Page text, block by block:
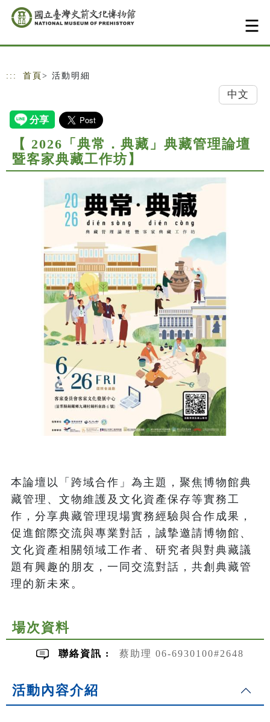
跳到主要內容
網站導覽
::: 首頁 > 活動明細
中文
【 2026「典常．典藏」典藏管理論壇
暨客家典藏工作坊】
本論壇以「跨域合作」為主題，聚焦博物館典
藏管理、文物維護及文化資產保存等實務工
作，分享典藏管理現場實務經驗與合作成果，
促進館際交流與專業對話，誠摯邀請博物館、
文化資產相關領域工作者、研究者與對典藏議
題有興趣的朋友，一同交流對話，共創典藏管
理的新未來。
場次資料
聯絡資訊 : 蔡助理 06-6930100#2648
活動內容介紹